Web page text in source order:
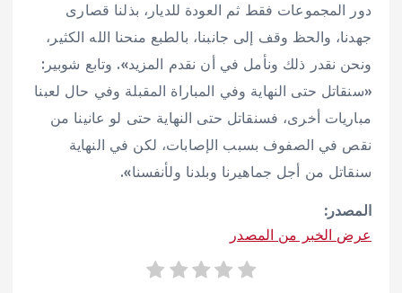
دور المجموعات فقط ثم العودة للديار، بذلنا قصارى
جهدنا، والحظ وقف إلى جانبنا، بالطبع منحنا الله الكثير،
ونحن نقدر ذلك ونأمل في أن نقدم المزيد». وتابع شوبير:
«سنقاتل حتى النهاية وفي المباراة المقبلة وفي حال لعبنا
مباريات أخرى، فسنقاتل حتى النهاية حتى لو عانينا من
نقص في الصفوف بسبب الإصابات، لكن في النهاية
سنقاتل من أجل جماهيرنا وبلدنا ولأنفسنا».
المصدر:
عرض الخبر من المصدر